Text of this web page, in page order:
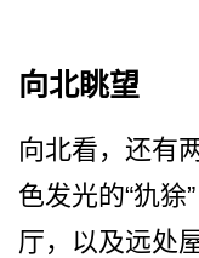
向北眺望
向北看，还有
色发光的“犰狳
厅，以及远处